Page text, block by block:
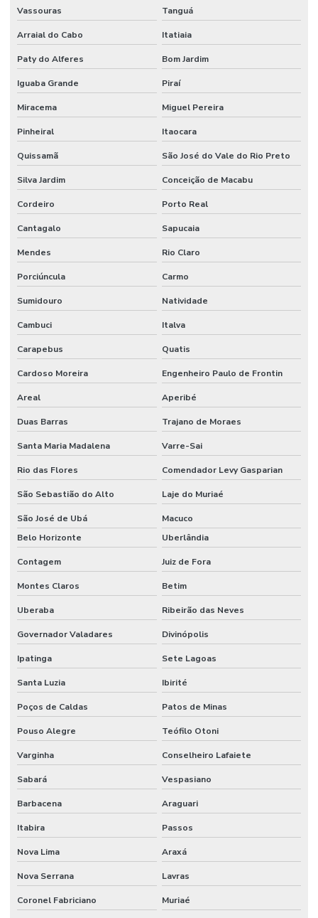
Vassouras Tanguá
Arraial do Cabo Itatiaia
Paty do Alferes Bom Jardim
Iguaba Grande Piraí
Miracema Miguel Pereira
Pinheiral Itaocara
Quissamã São José do Vale do Rio Preto
Silva Jardim Conceição de Macabu
Cordeiro Porto Real
Cantagalo Sapucaia
Mendes Rio Claro
Porciúncula Carmo
Sumidouro Natividade
Cambuci Italva
Carapebus Quatis
Cardoso Moreira Engenheiro Paulo de Frontin
Areal Aperibé
Duas Barras Trajano de Moraes
Santa Maria Madalena Varre-Sai
Rio das Flores Comendador Levy Gasparian
São Sebastião do Alto Laje do Muriaé
São José de Ubá
Macuco
Belo Horizonte
Uberlândia
Contagem Juiz de Fora
Montes Claros Betim
Uberaba Ribeirão das Neves
Governador Valadares Divinópolis
Ipatinga Sete Lagoas
Santa Luzia Ibirité
Poços de Caldas Patos de Minas
Pouso Alegre Teófilo Otoni
Varginha Conselheiro Lafaiete
Sabará Vespasiano
Barbacena Araguari
Itabira Passos
Nova Lima Araxá
Nova Serrana Lavras
Coronel Fabriciano Muriaé